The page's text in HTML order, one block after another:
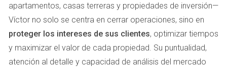
servicios y la calidad de vida.
Consulta sitios web de bienes raíces para obtener
Una vez que tengas una lista corta de posibles ubicaciones,
es recomendable visitar estas áreas personalmente. Esto
apartamentos, casas terreras y propiedades de inversión—
Víctor no solo se centra en cerrar operaciones, sino en
proteger los intereses de sus clientes, optimizar tiempos
y maximizar el valor de cada propiedad. Su puntualidad,
atención al detalle y capacidad de análisis del mercado